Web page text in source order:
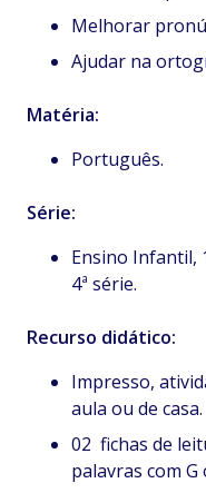
Melhorar
Ajudar na
Matéria:
Português.
Série:
Ensino Infantil,
4ª série.
Recurso didático:
Impresso,
aula ou de casa.
02 fichas de
palavras com G